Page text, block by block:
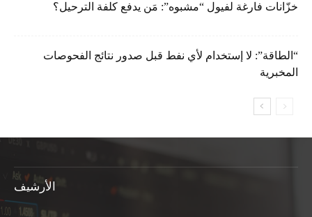
خزّانات فارغة لفيول “مشبوه”: مَن يدفع كلفة الترحيل؟
“الطاقة”: لا إستخدام لأي نفط قبل صدور نتائج الفحوصات
المخبرية
الأرشيف